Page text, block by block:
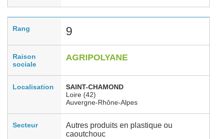
Rang 9
Raison
sociale
AGRIPOLYANE
Localisation
SAINT-CHAMOND
Loire (42)
Auvergne-Rhône-Alpes
Secteur
Autres produits en plastique ou
caoutchouc